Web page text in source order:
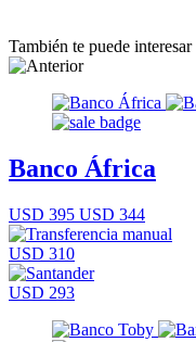
También te puede interesar
Banco África
USD 395 USD 344
USD 310
USD 293